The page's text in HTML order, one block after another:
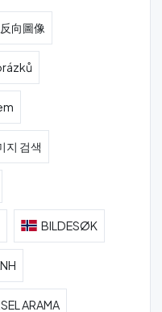
反向圖像
지 검색
BILDESØK
ARAMA